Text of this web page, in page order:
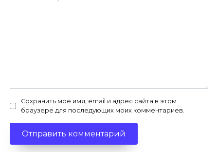
Сохранить моё имя, email и адрес сайта в этом
браузере для последующих моих комментариев.